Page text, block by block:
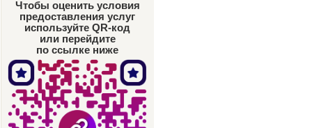
Чтобы оценить условия
предоставления услуг
используйте QR-код
или перейдите
по ссылке ниже